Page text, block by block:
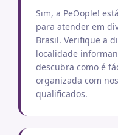
Sim, a PeOople!
para atender em
Brasil. Verifique a
localidade
descubra como é
organizada com
qualificados.